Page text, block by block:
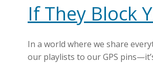
If They Block
In a world where we share
our playlists to our GPS